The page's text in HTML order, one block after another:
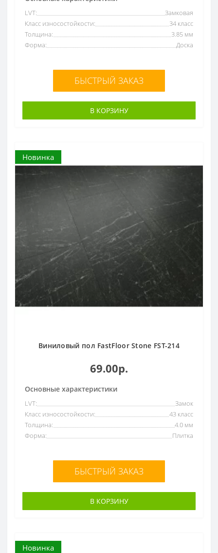
LVT:
Замковая
Класс износостойкости:
34 класс
Толщина:
3.85 мм
Форма:
Доска
БЫСТРЫЙ ЗАКАЗ
В КОРЗИНУ
Новинка
Виниловый пол FastFloor Stone FST-214
69.00р.
Основные характеристики
LVT:
Замок
Класс износостойкости:
43 класс
Толщина:
4.0 мм
Форма:
Плитка
БЫСТРЫЙ ЗАКАЗ
В КОРЗИНУ
Новинка